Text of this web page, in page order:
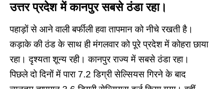
उत्तर प्रदेश में कानपुर सबसे ठंडा रहा।
पहाड़ों से आने वाली बर्फीली हवा तापमान को नीचे रखती है।
कड़ाके की ठंड के साथ ही मंगलवार को पूरे प्रदेश में कोहरा छाया
रहा। दृश्यता शून्य रही। कानपुर राज्य में सबसे ठंडा रहा।
पिछले दो दिनों में पारा 7.2 डिग्री सेल्सियस गिरने के बाद